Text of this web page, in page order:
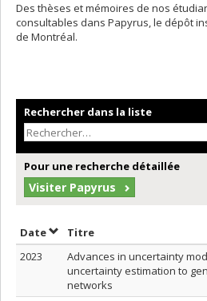
Des thèses et mémoires de nos
consultables dans Papyrus, le dépôt
de Montréal.
Rechercher dans la liste
Pour une recherche détaillée
Visiter Papyrus
DateTrier par date en ordre
Titre
2023
Advances in uncertainty
uncertainty estimation to
networks